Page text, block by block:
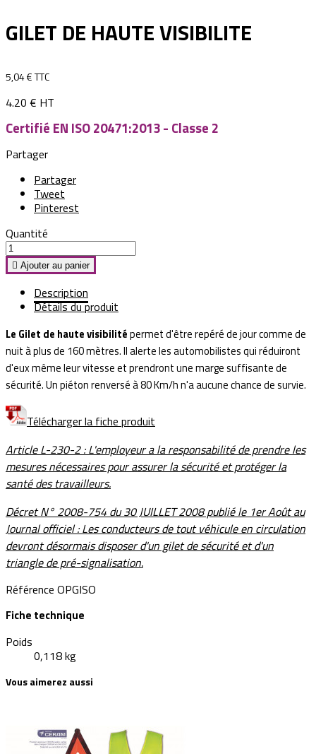
GILET DE HAUTE VISIBILITE
5,04 € TTC
4.20 € HT
Certifié EN ISO 20471:2013 - Classe 2
Partager
Partager
Tweet
Pinterest
Quantité
 Ajouter au panier
Description
Détails du produit
Le Gilet de haute visibilitépermet d'être repéré de jour comme de
nuit à plus de 160 mètres. Il alerte les automobilistes qui réduiront
d'eux même leur vitesse et prendront une marge suffisante de
sécurité. Un piéton renversé à 80 Km/h n'a aucune chance de survie.
Télécharger la fiche produit
Article L-230-2 :L'employeur a la responsabilité de prendre les
mesures nécessaires pour assurer la sécurité et protéger la
santé des travailleurs.
Décret N° 2008-754 du 30 JUILLET 2008publié le 1er Août au
Journal officiel : Les conducteurs de tout véhicule en circulation
devront désormais disposer d'un gilet de sécurité et d'un
triangle de pré-signalisation.
Référence OPGISO
Fiche technique
Poids
0,118 kg
Vous aimerez aussi